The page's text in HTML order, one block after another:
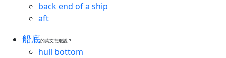
back end of a ship
aft
船底的英文怎麼說？
hull bottom